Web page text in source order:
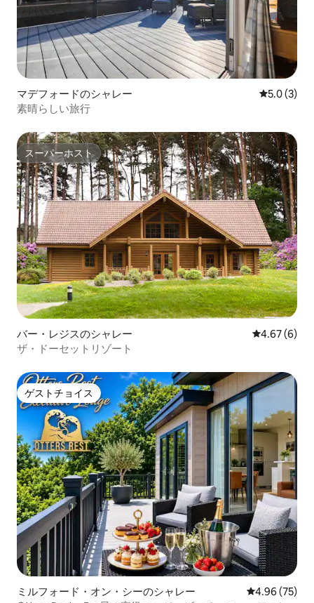
マデフォードのシャレー レビュー3
5.0 (3)
素晴らしい旅行
スーパーホスト
スーパーホスト
バー・レジスのシャレー レビュー6
4.67 (6)
ザ・ドーセットリゾート
ゲストチョイス
ゲストチョイス
ミルフォード・オン・シーのシャレー レビュー75
4.96 (75)